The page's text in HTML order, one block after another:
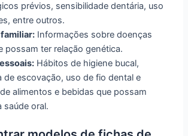
prévios, sensibilidade dentária, uso
entre outros.
Informações sobre doenças
possam ter relação genética.
Hábitos de higiene bucal,
de escovação, uso de fio dental e
alimentos e bebidas que possam
saúde oral.